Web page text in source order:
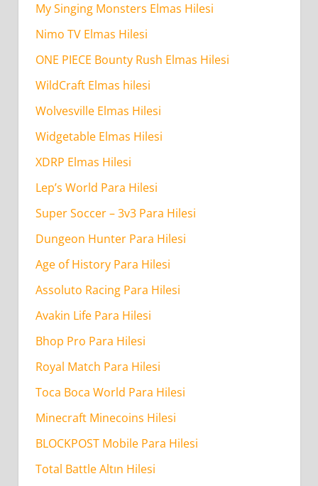
My Singing Monsters Elmas Hilesi
Nimo TV Elmas Hilesi
ONE PIECE Bounty Rush Elmas Hilesi
WildCraft Elmas hilesi
Wolvesville Elmas Hilesi
Widgetable Elmas Hilesi
XDRP Elmas Hilesi
Lep’s World Para Hilesi
Super Soccer – 3v3 Para Hilesi
Dungeon Hunter Para Hilesi
Age of History Para Hilesi
Assoluto Racing Para Hilesi
Avakin Life Para Hilesi
Bhop Pro Para Hilesi
Royal Match Para Hilesi
Toca Boca World Para Hilesi
Minecraft Minecoins Hilesi
BLOCKPOST Mobile Para Hilesi
Total Battle Altın Hilesi